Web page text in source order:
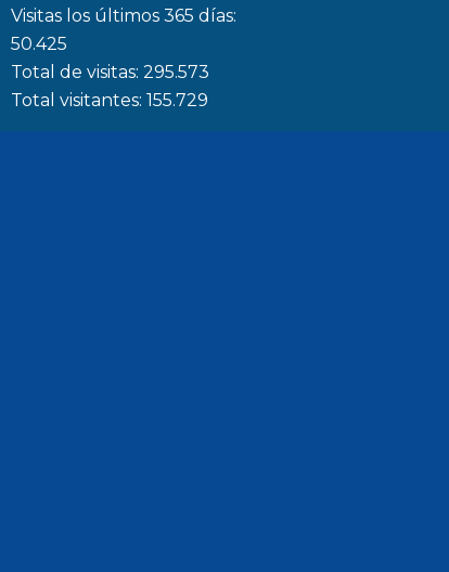
Visitas los últimos 365 días:
50.425
Total de visitas: 295.573
Total visitantes: 155.729